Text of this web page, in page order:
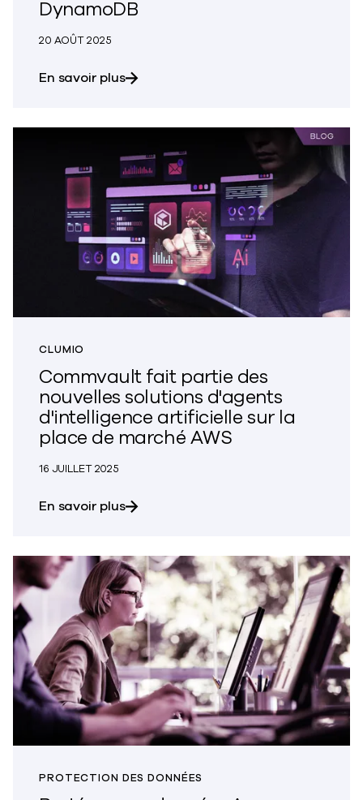
DynamoDB
20 AOÛT 2025
En savoir plussur la restauration de ce qui est
CLUMIO
Commvault fait partie des
nouvelles solutions d'agents
d'intelligence artificielle sur la
place de marché AWS
16 JUILLET 2025
En savoir plussur Commvault dans les nouvelles
PROTECTION DES DONNÉES